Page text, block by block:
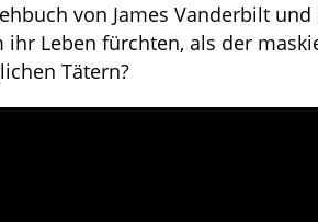
von James Vanderbilt und
Leben fürchten, als der
Tätern?